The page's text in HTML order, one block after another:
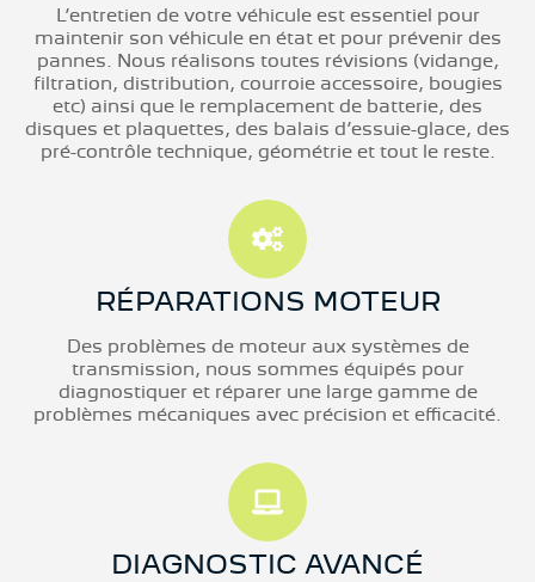
L’entretien de votre véhicule est essentiel pour
maintenir son véhicule en état et pour prévenir des
pannes. Nous réalisons toutes révisions (vidange,
filtration, distribution, courroie accessoire, bougies
etc) ainsi que le remplacement de batterie, des
disques et plaquettes, des balais d’essuie-glace, des
pré-contrôle technique, géométrie et tout le reste.
RÉPARATIONS MOTEUR
Des problèmes de moteur aux systèmes de
transmission, nous sommes équipés pour
diagnostiquer et réparer une large gamme de
problèmes mécaniques avec précision et efficacité.
DIAGNOSTIC AVANCÉ